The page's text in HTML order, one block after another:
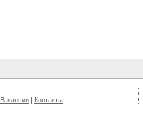
Вакансии Контакты